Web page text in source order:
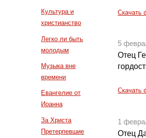
Культура и
христианство
Легко ли быть
молодым
Музыка вне
времени
Евангелие от
Иоанна
За Христа
Претерпевшие
Скачать
5
Отец
Скачать
1
Отец